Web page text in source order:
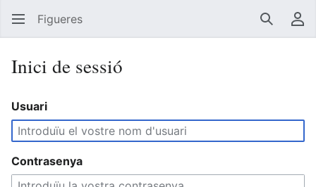
Figueres Cerca
Inici de sessió
Usuari
Contrasenya